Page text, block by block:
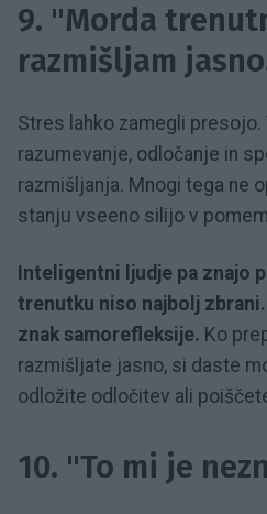
9. "Morda
razmišljam
Stres lahko zamegli presojo.
razumevanje, odločanje in
razmišljanja. Mnogi tega ne
stanju vseeno silijo v
Inteligentni ljudje pa znajo
trenutku niso najbolj
znak samorefleksije. Ko
razmišljate jasno, si daste
odložite odločitev ali
10. "To mi je